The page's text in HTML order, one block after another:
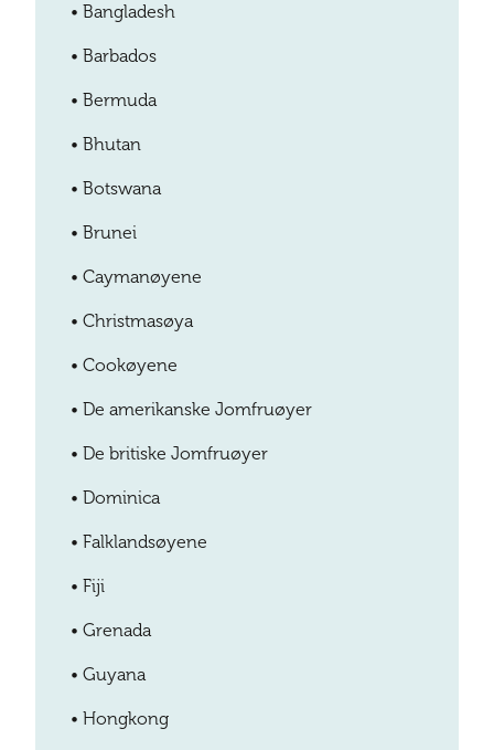
• Bangladesh
• Barbados
• Bermuda
• Bhutan
• Botswana
• Brunei
• Caymanøyene
• Christmasøya
• Cookøyene
• De amerikanske Jomfruøyer
• De britiske Jomfruøyer
• Dominica
• Falklandsøyene
• Fiji
• Grenada
• Guyana
• Hongkong